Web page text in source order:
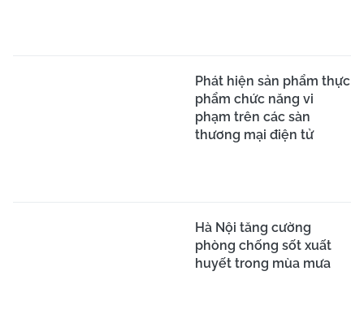
Phát hiện sản phẩm thực
phẩm chức năng vi
phạm trên các sàn
thương mại điện tử
Hà Nội tăng cường
phòng chống sốt xuất
huyết trong mùa mưa